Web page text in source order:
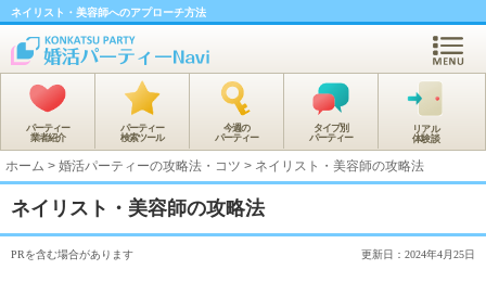
ネイリスト・美容師へのアプローチ方法
パーティー
業者紹介
パーティー
検索ツール
今週の
パーティー
タイプ別
パーティー
リアル
体験談
ホーム > 婚活パーティーの攻略法・コツ > ネイリスト・美容師の攻略法
ネイリスト・美容師の攻略法
PRを含む場合があります 更新日：2024年4月25日